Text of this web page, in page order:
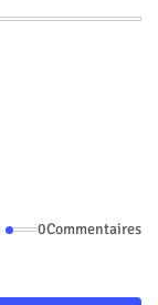
0Commentaires